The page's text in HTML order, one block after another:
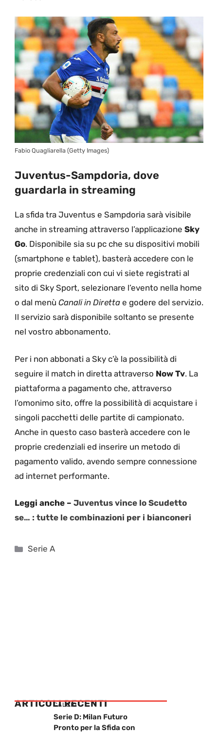
Fabio Quagliarella (Getty Images)
Juventus-Sampdoria, dove
guardarla in streaming
La sfida tra Juventus e Sampdoria sarà visibile
anche in streaming attraverso l’applicazione Sky
Go. Disponibile sia su pc che su dispositivi mobili
(smartphone e tablet), basterà accedere con le
proprie credenziali con cui vi siete registrati al
sito di Sky Sport, selezionare l’evento nella home
o dal menù Canali in Diretta e godere del servizio.
Il servizio sarà disponibile soltanto se presente
nel vostro abbonamento.
Per i non abbonati a Sky c’è la possibilità di
seguire il match in diretta attraverso Now Tv. La
piattaforma a pagamento che, attraverso
l’omonimo sito, offre la possibilità di acquistare i
singoli pacchetti delle partite di campionato.
Anche in questo caso basterà accedere con le
proprie credenziali ed inserire un metodo di
pagamento valido, avendo sempre connessione
ad internet performante.
Leggi anche – Juventus vince lo Scudetto
se… : tutte le combinazioni per i bianconeri
Categorie
Serie A
ARTICOLI RECENTI
CALCIO
Serie D: Milan Futuro
Pronto per la Sfida con